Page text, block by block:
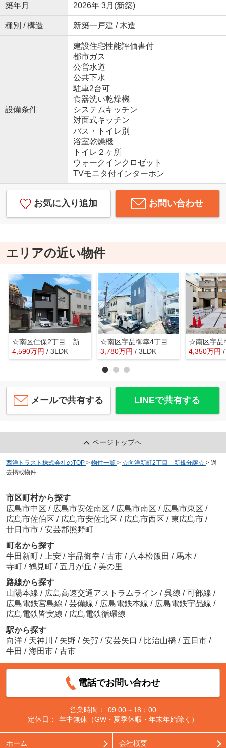
築年月 2026年 3月(新築)
種別 / 構造 新築一戸建 / 木造
設備条件
建設住宅性能評価書付
都市ガス
公営水道
公共下水
駐車2台可
食器洗い乾燥機
システムキッチン
対面式キッチン
バス・トイレ別
浴室乾燥機
トイレ２ヶ所
ウォークインクロゼット
TVモニタ付インターホン
お気に入り追加 お問い合わせ
エリアの近い物件
☆南区仁保2丁目 新規分譲☆
4,590万円 / 3LDK
☆南区宇品御幸4丁目 新築分譲☆
3,780万円 / 3LDK 4,350万円
メールで共有する LINEで共有する
ページトップへ
西洋トラスト株式会社のTOP > 物件一覧 > ☆向洋新町2丁目 新規分譲☆ > 過
去掲載物件
市区町村から探す
広島市中区 / 広島市安佐南区 / 広島市南区 / 広島市東区 /
広島市佐伯区 / 広島市安佐北区 / 広島市西区 / 東広島市 /
廿日市市 / 安芸郡熊野町
町名から探す
牛田新町 / 上安 / 宇品御幸 / 古市 / 八本松飯田 / 馬木 /
寺町 / 鶴見町 / 五月が丘 / 美の里
路線から探す
山陽本線 / 広島高速交通アストラムライン / 呉線 / 可部線 /
広島電鉄宮島線 / 芸備線 / 広島電鉄本線 / 広島電鉄宇品線 /
広島電鉄皆実線 / 広島電鉄循環線
駅から探す
向洋 / 天神川 / 矢野 / 矢賀 / 安芸矢口 / 比治山橋 / 五日市 /
牛田 / 海田市 / 古市
電話でお問い合わせ
営業時間：
09:00～18：00
定休日：
年中無休（GW・夏季休暇・年末年始除く）
ホーム 会社概要